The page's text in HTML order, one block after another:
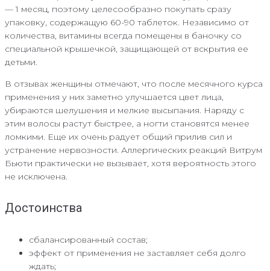
— 1 месяц, поэтому целесообразно покупать сразу
упаковку, содержащую 60-90 таблеток. Независимо от
количества, витамины всегда помещены в баночку со
специальной крышечкой, защищающей от вскрытия ее
детьми.
В отзывах женщины отмечают, что после месячного курса
применения у них заметно улучшается цвет лица,
убираются шелушения и мелкие высыпания. Наряду с
этим волосы растут быстрее, а ногти становятся менее
ломкими. Еще их очень радует общий прилив сил и
устранение нервозности. Аллергических реакций Витрум
Бьюти практически не вызывает, хотя вероятность этого
не исключена.
Достоинства
сбалансированный состав;
эффект от применения не заставляет себя долго
ждать;